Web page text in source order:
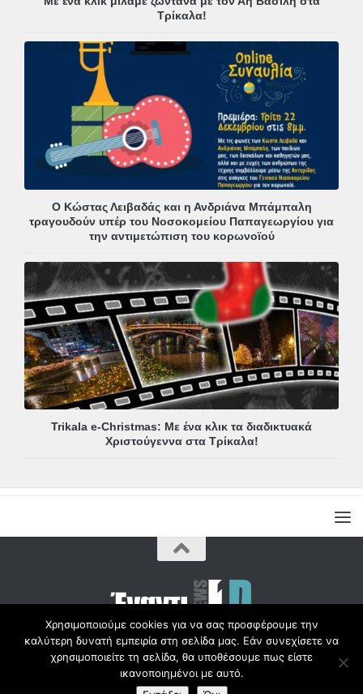
Τρίκαλα!
Ο Κώστας Λειβαδάς και η Ανδριάνα Μπάμπαλη
τραγουδούν υπέρ του Νοσοκομείου Παπαγεωργίου για
την αντιμετώπιση του κορωνοϊού
Trikala e-Christmas: Με ένα κλικ τα διαδικτυακά
Χριστούγεννα στα Τρίκαλα!
Copyright © Radio1d.gr 2012-2017 |
Χρησιμοποιούμε cookies για να σας προσφέρουμε την
καλύτερη δυνατή εμπειρία στη σελίδα μας. Εάν συνεχίσετε να
χρησιμοποιείτε τη σελίδα, θα υποθέσουμε πως είστε
ικανοποιημένοι με αυτό.